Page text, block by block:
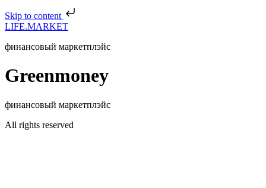
Skip to content
LIFE.MARKET
финансовый маркетплэйс
Greenmoney
финансовый маркетплэйс
All rights reserved